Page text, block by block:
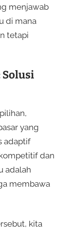
menjawab
di mana
tetapi
yang
adaptif
dan
adalah
membawa
kita